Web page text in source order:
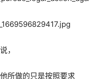
，
所做的只是按照要求